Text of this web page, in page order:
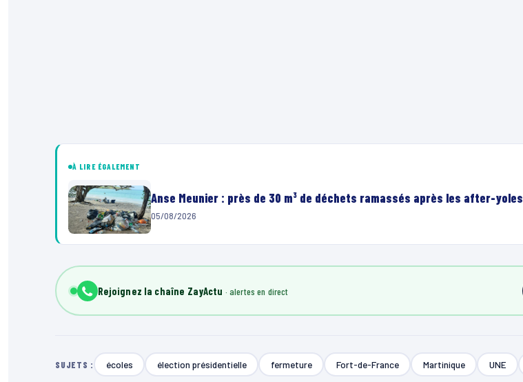
À LIRE ÉGALEMENT
Anse Meunier : près de 30 m³ de déchets ramassés après les after-yoles
05/08/2026
Rejoignez la chaîne ZayActu
SUJETS : écoles élection présidentielle fermeture Fort-de-France Martinique UNE